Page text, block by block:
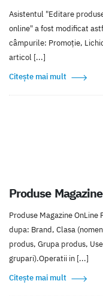
Asistentul "Editare
online" a fost modificat
câmpurile: Promoție,
articol [...]
Citește mai mult
Produse
Produse Magazine
dupa: Brand, Clasa
produs, Grupa produs,
grupari).Operatii in [...]
Citește mai mult